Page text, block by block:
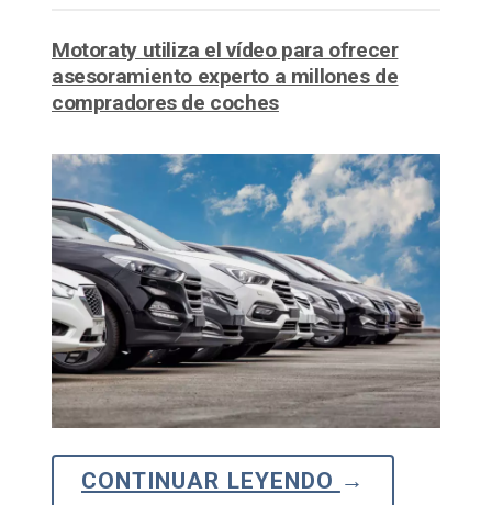
Motoraty utiliza el vídeo para ofrecer
asesoramiento experto a millones de
compradores de coches
CONTINUAR LEYENDO →